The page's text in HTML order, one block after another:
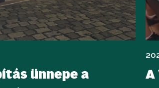
ünnepe a
A